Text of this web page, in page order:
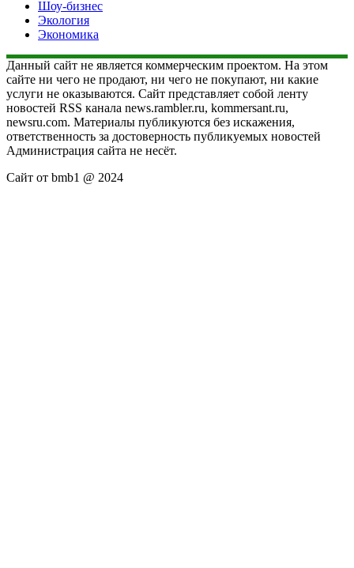
Шоу-бизнес
Экология
Экономика
Данный сайт не является коммерческим проектом. На этом
сайте ни чего не продают, ни чего не покупают, ни какие
услуги не оказываются. Сайт представляет собой ленту
новостей RSS канала news.rambler.ru, kommersant.ru,
newsru.com. Материалы публикуются без искажения,
ответственность за достоверность публикуемых новостей
Администрация сайта не несёт.
Сайт от bmb1 @ 2024